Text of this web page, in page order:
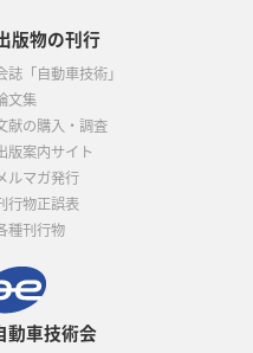
動車技術会
版物の刊行
誌「自動車技術」
文集
献の購入・調査
版案内サイト
ルマガ発行
行物正誤表
種刊行物